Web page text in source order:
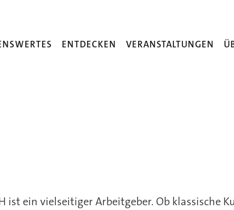
ENTDECKEN VERANSTALTUNGEN
ist ein vielseitiger Arbeitgeber. Ob klassische